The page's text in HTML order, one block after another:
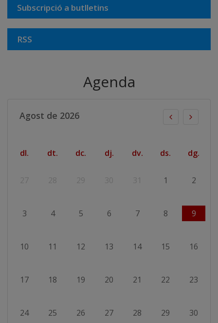
Subscripció a butlletins
RSS
Agenda
Agost de 2026
dl. dt. dc. dj. dv. ds. dg.
27 28 29 30 31 1 2
3 4 5 6 7 8 9
10 11 12 13 14 15 16
17 18 19 20 21 22 23
24 25 26 27 28 29 30